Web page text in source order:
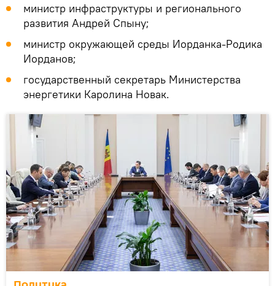
министр инфраструктуры и регионального
развития Андрей Спыну;
министр окружающей среды Иорданка-Родика
Иорданов;
государственный секретарь Министерства
энергетики Каролина Новак.